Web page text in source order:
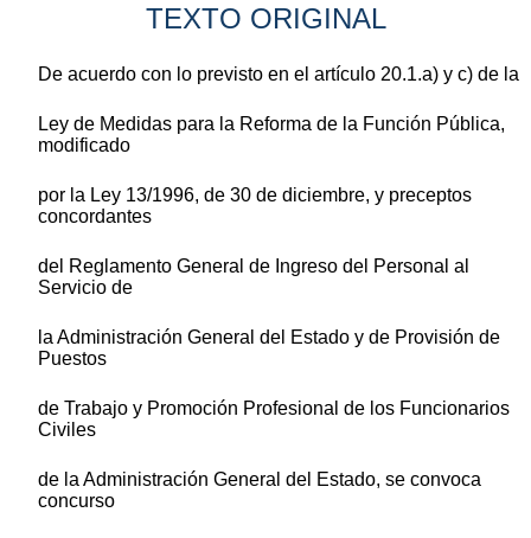
TEXTO ORIGINAL
De acuerdo con lo previsto en el artículo 20.1.a) y c) de la
Ley de Medidas para la Reforma de la Función Pública,
modificado
por la Ley 13/1996, de 30 de diciembre, y preceptos
concordantes
del Reglamento General de Ingreso del Personal al
Servicio de
la Administración General del Estado y de Provisión de
Puestos
de Trabajo y Promoción Profesional de los Funcionarios
Civiles
de la Administración General del Estado, se convoca
concurso